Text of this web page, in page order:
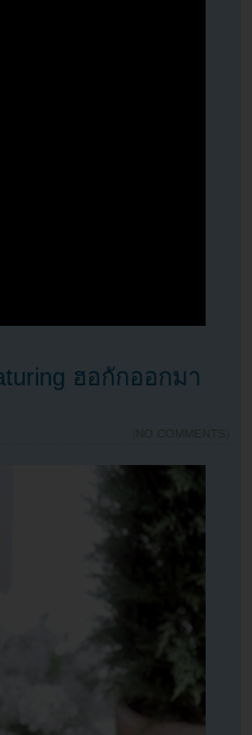
ฮอกักออกมา
NO COMMENTS